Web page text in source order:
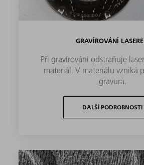
GRAVÍROVÁNÍ
Při gravírování odstraňuje
materiál. V materiálu vzniká
gravura.
DALŠÍ PODROBNOSTI